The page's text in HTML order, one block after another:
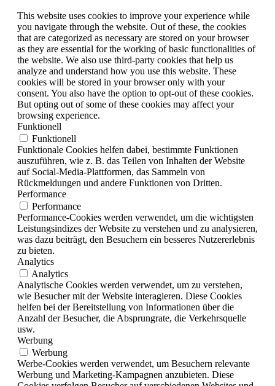
This website uses cookies to improve your experience while
you navigate through the website. Out of these, the cookies
that are categorized as necessary are stored on your browser
as they are essential for the working of basic functionalities of
the website. We also use third-party cookies that help us
analyze and understand how you use this website. These
cookies will be stored in your browser only with your
consent. You also have the option to opt-out of these cookies.
But opting out of some of these cookies may affect your
browsing experience.
Funktionell
Funktionell
Funktionale Cookies helfen dabei, bestimmte Funktionen
auszuführen, wie z. B. das Teilen von Inhalten der Website
auf Social-Media-Plattformen, das Sammeln von
Rückmeldungen und andere Funktionen von Dritten.
Performance
Performance
Performance-Cookies werden verwendet, um die wichtigsten
Leistungsindizes der Website zu verstehen und zu analysieren,
was dazu beiträgt, den Besuchern ein besseres Nutzererlebnis
zu bieten.
Analytics
Analytics
Analytische Cookies werden verwendet, um zu verstehen,
wie Besucher mit der Website interagieren. Diese Cookies
helfen bei der Bereitstellung von Informationen über die
Anzahl der Besucher, die Absprungrate, die Verkehrsquelle
usw.
Werbung
Werbung
Werbe-Cookies werden verwendet, um Besuchern relevante
Werbung und Marketing-Kampagnen anzubieten. Diese